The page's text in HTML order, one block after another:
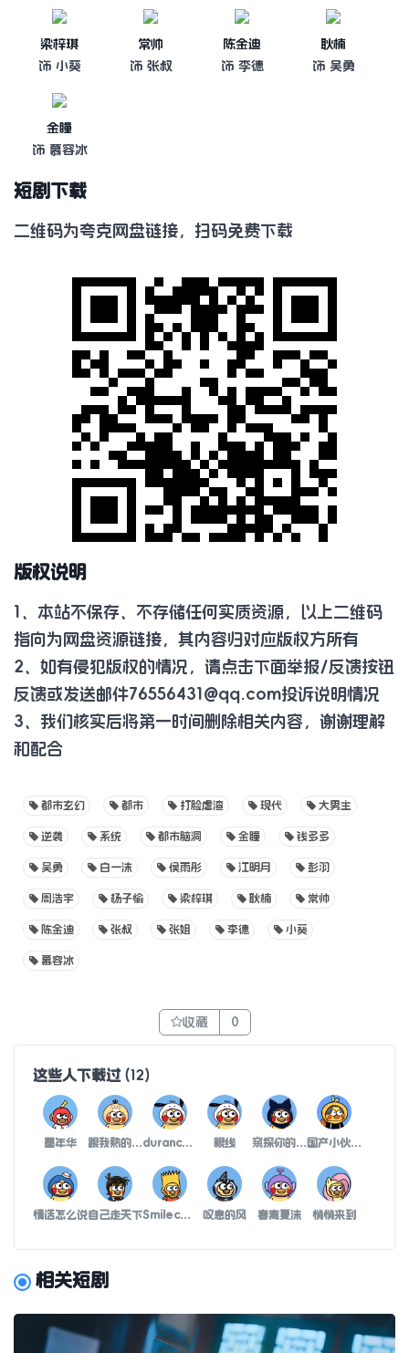
梁梓琪
饰 小葵
常帅
饰 张叔
陈金迪
饰 李德
耿楠
饰 吴勇
金瞳
饰 慕容冰
短剧下载
二维码为夸克网盘链接，扫码免费下载
版权说明
1、本站不保存、不存储任何实质资源，以上二维码
指向为网盘资源链接，其内容归对应版权方所有
2、如有侵犯版权的情况，请点击下面举报/反馈按钮
反馈或发送邮件76556431@qq.com投诉说明情况
3、我们核实后将第一时间删除相关内容，谢谢理解
和配合
都市玄幻 都市 打脸虐渣 现代 大男主
逆袭 系统 都市脑洞 金瞳 钱多多
吴勇 白一沫 侯雨彤 江明月 彭羽
周浩宇 杨子愉 梁梓琪 耿楠 常帅
陈金迪 张叔 张姐 李德 小葵
慕容冰
收藏 0
这些人下载过(12)
墨年华 跟我熟的人都知道我很疯 durance枷锁 眼线 窺探你的生活 国产小伙妖娆帅
情话怎么说自己走天下 Smilec唇诱 叹息的风 春离夏沫 悄悄来到
相关短剧